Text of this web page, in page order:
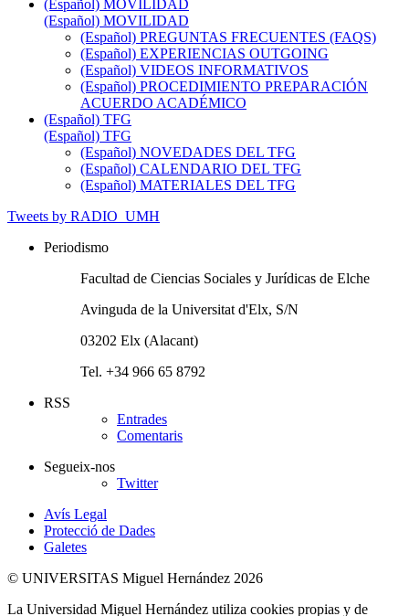
(Español) MOVILIDAD
(Español) MOVILIDAD
(Español) PREGUNTAS FRECUENTES (FAQS)
(Español) EXPERIENCIAS OUTGOING
(Español) VIDEOS INFORMATIVOS
(Español) PROCEDIMIENTO PREPARACIÓN
ACUERDO ACADÉMICO
(Español) TFG
(Español) TFG
(Español) NOVEDADES DEL TFG
(Español) CALENDARIO DEL TFG
(Español) MATERIALES DEL TFG
Tweets by RADIO_UMH
Periodismo
Facultad de Ciencias Sociales y Jurídicas de Elche
Avinguda de la Universitat d'Elx, S/N
03202 Elx (Alacant)
Tel. +34 966 65 8792
RSS
Entrades
Comentaris
Segueix-nos
Twitter
Avís Legal
Protecció de Dades
Galetes
© UNIVERSITAS Miguel Hernández 2026
La Universidad Miguel Hernández utiliza cookies propias y de